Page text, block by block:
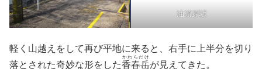
油須原駅
軽く山越えをして再び平地に来ると、右手に上半分を切り
落とされた奇妙な形をした香春岳
かわらだけ
が見えてきた。